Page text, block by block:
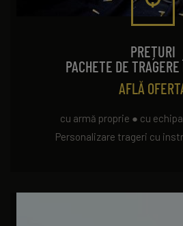
PREȚURI
PACHETE DE
AFLĂ
cu armă proprie ● cu
Personalizare trageri cu